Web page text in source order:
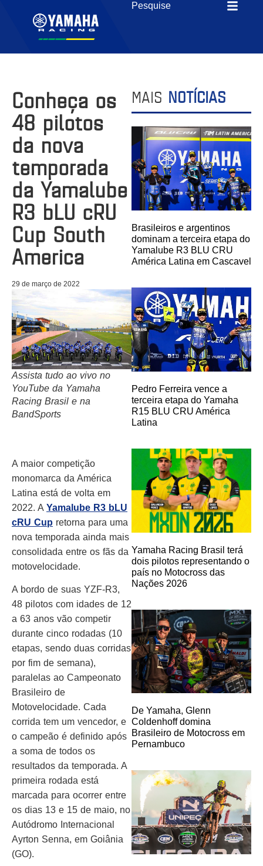
Conheça os
48 pilotos
da nova
temporada
da Yamalube
R3 bLU cRU
Cup South
America
29 de março de 2022
Assista tudo ao vivo no
YouTube da Yamaha
Racing Brasil e na
BandSports
A maior competição
monomarca da América
Latina está de volta em
2022. A Yamalube R3 bLU
cRU Cup retorna para uma
nova temporada ainda mais
consolidada entre os fãs da
motovelocidade.
A bordo de suas YZF-R3,
48 pilotos com idades de 12
a 63 anos vão competir
durante cinco rodadas (10
etapas, sendo duas corridas
por fim de semana),
paralelas ao Campeonato
Brasileiro de
Motovelocidade. Cada
corrida tem um vencedor, e
o campeão é definido após
a soma de todos os
resultados da temporada. A
primeira rodada está
marcada para ocorrer entre
os dias 13 e 15 de maio, no
Autódromo Internacional
Ayrton Senna, em Goiânia
(GO).
MAIS NOTÍCIAS
Brasileiros e argentinos
dominam a terceira etapa do
Yamalube R3 BLU CRU
América Latina em Cascavel
Pedro Ferreira vence a
terceira etapa do Yamaha
R15 BLU CRU América
Latina
Yamaha Racing Brasil terá
dois pilotos representando o
país no Motocross das
Nações 2026
De Yamaha, Glenn
Coldenhoff domina
Brasileiro de Motocross em
Pernambuco